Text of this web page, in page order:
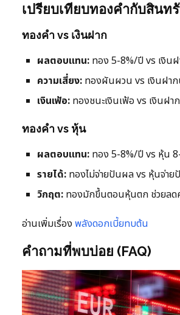
เปรียบเทียบทองคำกับสินท
ทองคำ vs เงินฝาก
ผลตอบแทน: ทอง 5-8%/ปี vs เงิน
ความเสี่ยง: ทองผันผวน vs เงินฝา
เงินเฟ้อ: ทองชนะเงินเฟ้อ vs เงินฝา
ทองคำ vs หุ้น
ผลตอบแทน: ทอง 5-8%/ปี vs หุ้น
รายได้: ทองไม่จ่ายปันผล vs หุ้นจ่า
วิกฤต: ทองมักขึ้นตอนหุ้นตก ช่วยลด
อ่านเพิ่มเรื่อง พลังดอกเบี้ยทบต้น
คำถามที่พบบ่อย (FAQ)